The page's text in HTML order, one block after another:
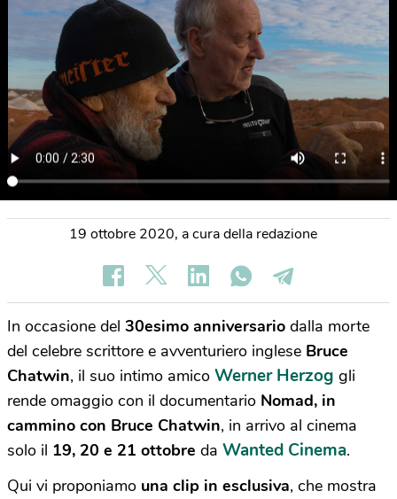
19 ottobre 2020, a cura della redazione
In occasione del 30esimo anniversario dalla morte
del celebre scrittore e avventuriero inglese Bruce
Chatwin, il suo intimo amico Werner Herzog gli
rende omaggio con il documentario Nomad, in
cammino con Bruce Chatwin, in arrivo al cinema
solo il 19, 20 e 21 ottobre da Wanted Cinema.
Qui vi proponiamo una clip in esclusiva, che mostra